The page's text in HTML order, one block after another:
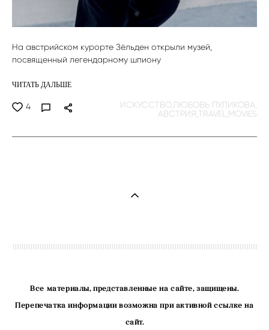
На австрийском курорте Зёльден открыли музей,
посвященный легендарному шпиону
ЧИТАТЬ ДАЛЬШЕ
4 ИСКУССТВО,ЛЮБОВЬ ПУЛИКОВА,
АВСТРИЯ,TRAVEL,MOVIES
Все материалы, представленные на сайте, защищены.
Перепечатка информации возможна при активной ссылке на
сайт.